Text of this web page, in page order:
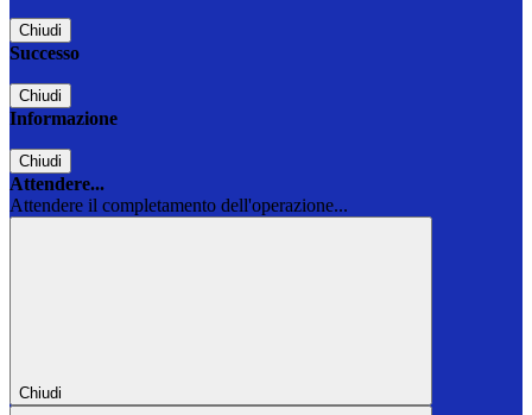
Chiudi
Successo
Chiudi
Informazione
Chiudi
Attendere...
Attendere il completamento dell'operazione...
Chiudi